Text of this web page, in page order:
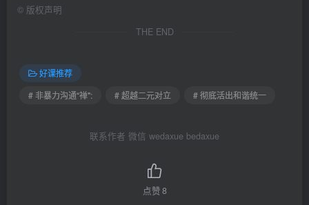
© 版权声明
THE END
好课推荐
# 非暴力沟通“禅":
# 超越二元对立 # 彻底活出和谐统一
联系作者 微信 wedaxue bedaxue
点赞8